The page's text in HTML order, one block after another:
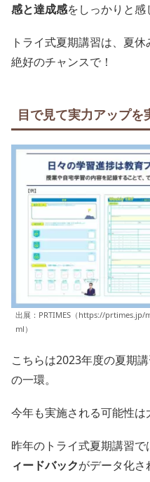
感と達成感をしっかりと感
トライ式夏期講習は、夏
絶好のチャンスで！
目で見て実力アップを
出展：PRTIMES（https://
ml）
こちらは2023年度の夏期
の一環。
今年も実施される可能性は
昨年のトライ式夏期講習で
ィードバックがデータ化さ